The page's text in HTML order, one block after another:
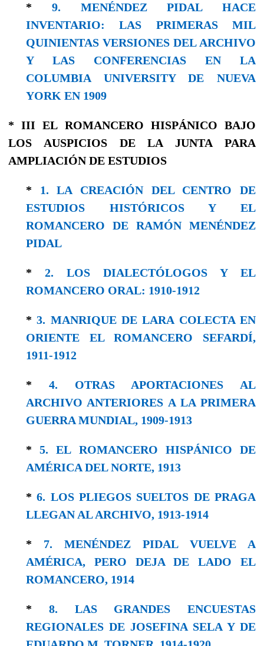
* 9. MENÉNDEZ PIDAL HACE
INVENTARIO: LAS PRIMERAS MIL
QUINIENTAS VERSIONES DEL ARCHIVO
Y LAS CONFERENCIAS EN LA
COLUMBIA UNIVERSITY DE NUEVA
YORK EN 1909
* III EL ROMANCERO HISPÁNICO BAJO
LOS AUSPICIOS DE LA JUNTA PARA
AMPLIACIÓN DE ESTUDIOS
* 1. LA CREACIÓN DEL CENTRO DE
ESTUDIOS HISTÓRICOS Y EL
ROMANCERO DE RAMÓN MENÉNDEZ
PIDAL
* 2. LOS DIALECTÓLOGOS Y EL
ROMANCERO ORAL: 1910-1912
*3. MANRIQUE DE LARA COLECTA EN
ORIENTE EL ROMANCERO SEFARDÍ,
1911-1912
* 4. OTRAS APORTACIONES AL
ARCHIVO ANTERIORES A LA PRIMERA
GUERRA MUNDIAL, 1909-1913
*5. EL ROMANCERO HISPÁNICO DE
AMÉRICA DEL NORTE, 1913
*6. LOS PLIEGOS SUELTOS DE PRAGA
LLEGAN AL ARCHIVO, 1913-1914
* 7. MENÉNDEZ PIDAL VUELVE A
AMÉRICA, PERO DEJA DE LADO EL
ROMANCERO, 1914
* 8. LAS GRANDES ENCUESTAS
REGIONALES DE JOSEFINA SELA Y DE